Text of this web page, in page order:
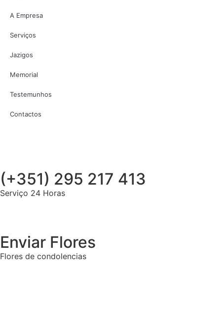
A Empresa
Serviços
Jazigos
Memorial
Testemunhos
Contactos
(+351) 295 217 413
Serviço 24 Horas
Enviar Flores
Flores de condolencias